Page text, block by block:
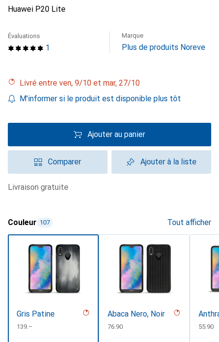
Huawei P20 Lite
1
Évaluations Marque
Plus de produits Noreve
Livré entre ven, 9/10 et mar, 27/10
M'informer si le produit est disponible plus tôt
Ajouter au panier
Comparer Ajouter à la liste
livraison gratuite
Couleur 107 Tout afficher
Gris Patine
CHF
139.–
Abaca Nero, Noir
CHF
76.90 CHF
55.90